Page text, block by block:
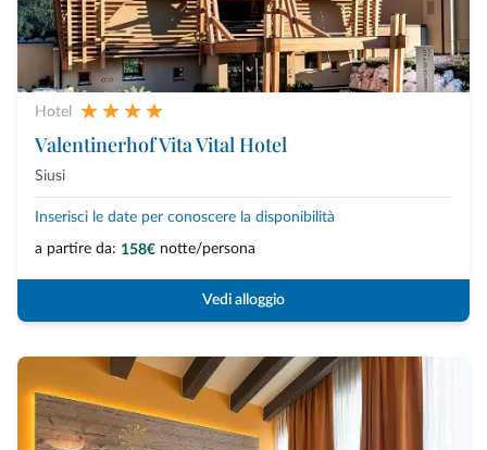
Hotel
Valentinerhof Vita Vital Hotel
Siusi
Inserisci le date per conoscere la disponibilità
a partire da: 158€ notte/persona
Vedi alloggio